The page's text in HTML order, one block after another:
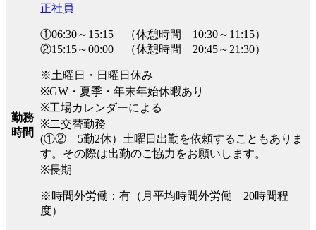
勤務
時間
正社員
①06:30～15:15 （休憩時間 10:30～11:15）
②15:15～00:00 （休憩時間 20:45～21:30）
※土曜日・日曜日休み
※GW・夏季・年末年始休暇あり
※工場カレンダーによる
※二交替勤務
(①② 5勤2休）土曜日出勤を依頼することもありま
す。その際は出勤のご協力をお願いします。
※長期
※時間外労働：有（月平均時間外労働 20時間程
度）